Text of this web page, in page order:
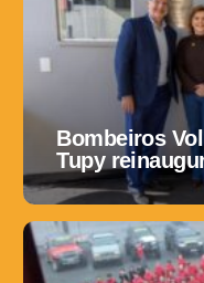
Bombeiros
Tupy